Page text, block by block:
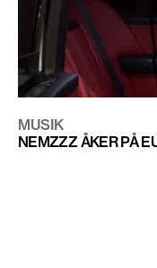
MUSIK
NEMZZZ ÅKER PÅ